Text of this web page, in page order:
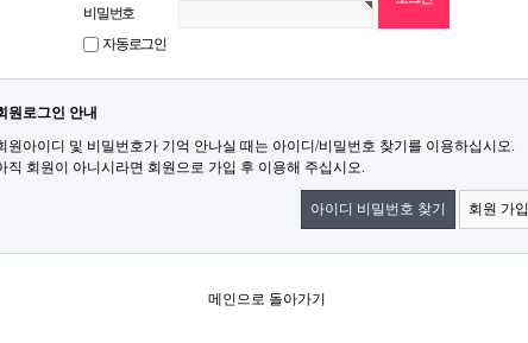
비밀번호
자동로그인
원로그인 안내
원아이디 및 비밀번호가 기억 안나실 때는 아이디/비밀번호 찾기를 이용하십시오.
직 회원이 아니시라면 회원으로 가입 후 이용해 주십시오.
아이디 비밀번호 찾기 회원 가입
메인으로 돌아가기